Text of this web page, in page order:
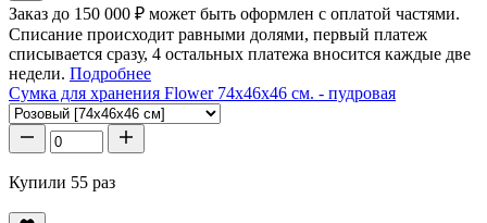
Заказ до 150 000 ₽ может быть оформлен с оплатой частями.
Списание происходит равными долями, первый платеж
списывается сразу, 4 остальных платежа вносится каждые две
недели. Подробнее
Сумка для хранения Flower 74x46x46 см. - пудровая
Купили 55 раз